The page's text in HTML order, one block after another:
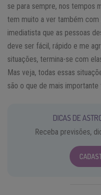
se para sempre, nos tempos
tem muito a ver também
imediatista que as pessoas
deve ser fácil, rápido e me
situações, termina-se com
Mas veja, todas essas
são o que de mais importante
DICAS DE
Receba previsões,